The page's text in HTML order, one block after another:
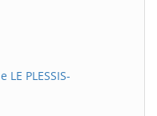
PLESSIS-